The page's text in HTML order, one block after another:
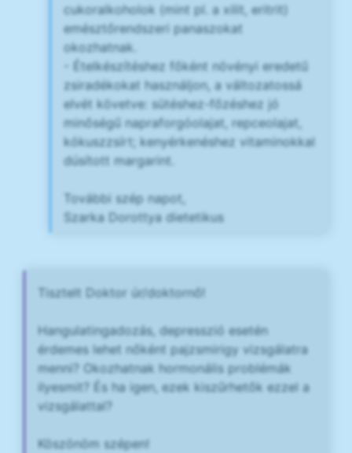
cukoralkoholok (mint pl. a xilit, eritrit)
emésztőrendszeri panaszokat
okozhatnak.
- Ételkészítéshez főként növényi eredetű
zsiradékokat használjon, a változatossá
elvét követve: sütéshez-főzéshez jó
minőségű napraforgóolajat, repceolajat,
kókuszzsírt; kenyérkenéshez vitaminokkal
dúsított margarint.
További szép napot,
Szarka Dorottya dietetikus
Tisztelt Doktor úr/doktornő!
Hangulatingadozás, depresszió esetén
érdemes lehet nőként pajzsmirigy vizsgálatra
menni? Okozhatnak hormonális problémák
ilyesmit? És ha igen, ezek kiszűrhetők ezzel a
vizsgálattal?
Köszönöm szépen!